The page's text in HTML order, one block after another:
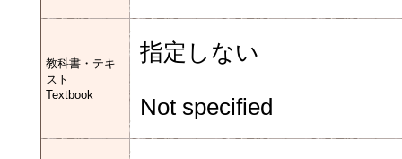
教科書・テキ
スト
Textbook
指定しない
Not specified